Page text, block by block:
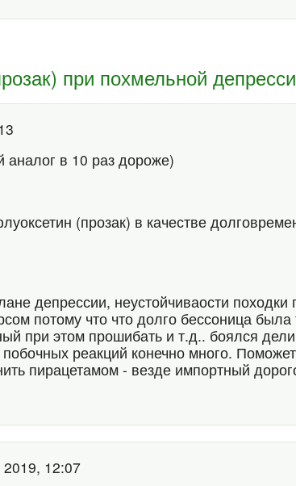
при похмельной
аналог в 10 раз дороже)
(прозак) в качестве
депрессии, неустойчиваости
потому что что долго бессоница была
при этом прошибать и т.д.. боялся
реакций конечно много.
пирацетамом - везде импортный
12:07